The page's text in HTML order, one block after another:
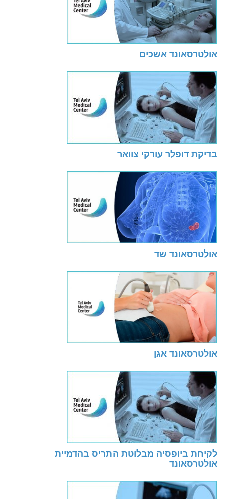
אולטרסאונד אשכים
בדיקת דופלר עורקי צוואר
אולטרסאונד שד
אולטרסאונד אגן
לקיחת ביופסיה מבלוטת התריס בהדמיית
אולטרסאונד